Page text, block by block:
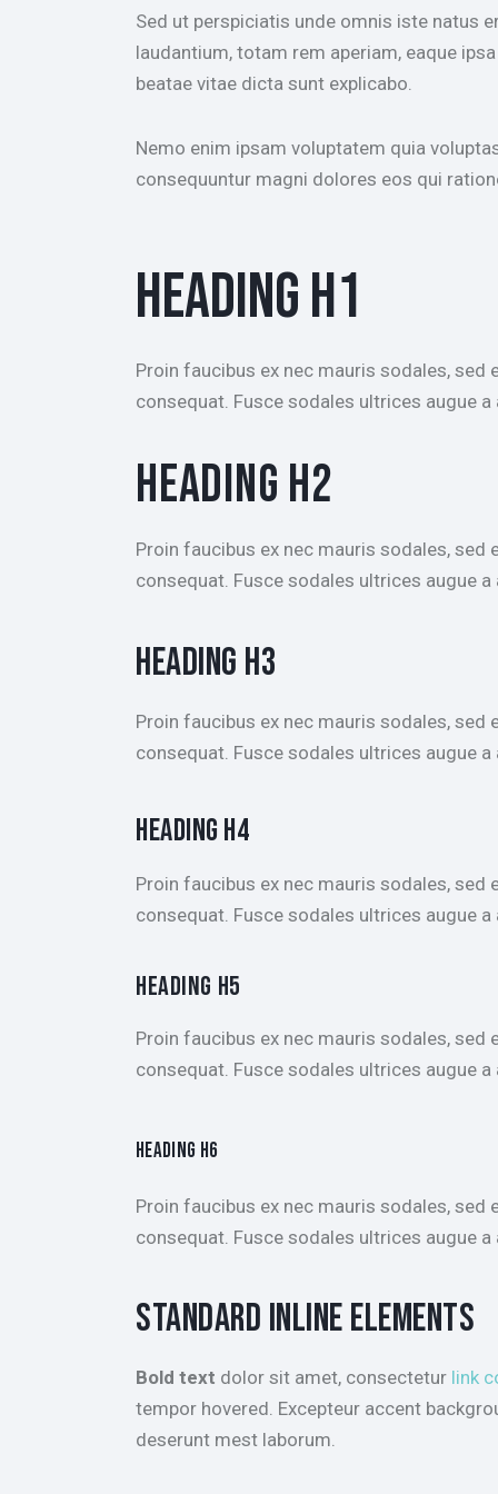
Sed ut perspiciatis unde omnis iste natus
laudantium, totam rem aperiam, eaque
beatae vitae dicta sunt explicabo.
Nemo enim ipsam voluptatem quia
consequuntur magni dolores eos qui
HEADING H1
Proin faucibus ex nec mauris sodales,
consequat. Fusce sodales ultrices augue a
HEADING H2
Proin faucibus ex nec mauris sodales,
consequat. Fusce sodales ultrices augue a
HEADING H3
Proin faucibus ex nec mauris sodales,
consequat. Fusce sodales ultrices augue a
HEADING H4
Proin faucibus ex nec mauris sodales,
consequat. Fusce sodales ultrices augue a
HEADING H5
Proin faucibus ex nec mauris sodales,
consequat. Fusce sodales ultrices augue a
HEADING H6
Proin faucibus ex nec mauris sodales,
consequat. Fusce sodales ultrices augue a
STANDARD INLINE ELEMENTS
Bold text dolor sit amet, consectetur link
tempor hovered. Excepteur accent
deserunt mest laborum.